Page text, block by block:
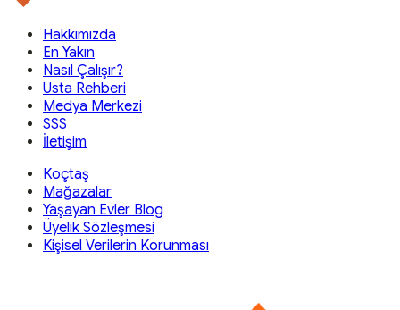
Hakkımızda
En Yakın
Nasıl Çalışır?
Usta Rehberi
Medya Merkezi
SSS
İletişim
Koçtaş
Mağazalar
Yaşayan Evler Blog
Üyelik Sözleşmesi
Kişisel Verilerin Korunması